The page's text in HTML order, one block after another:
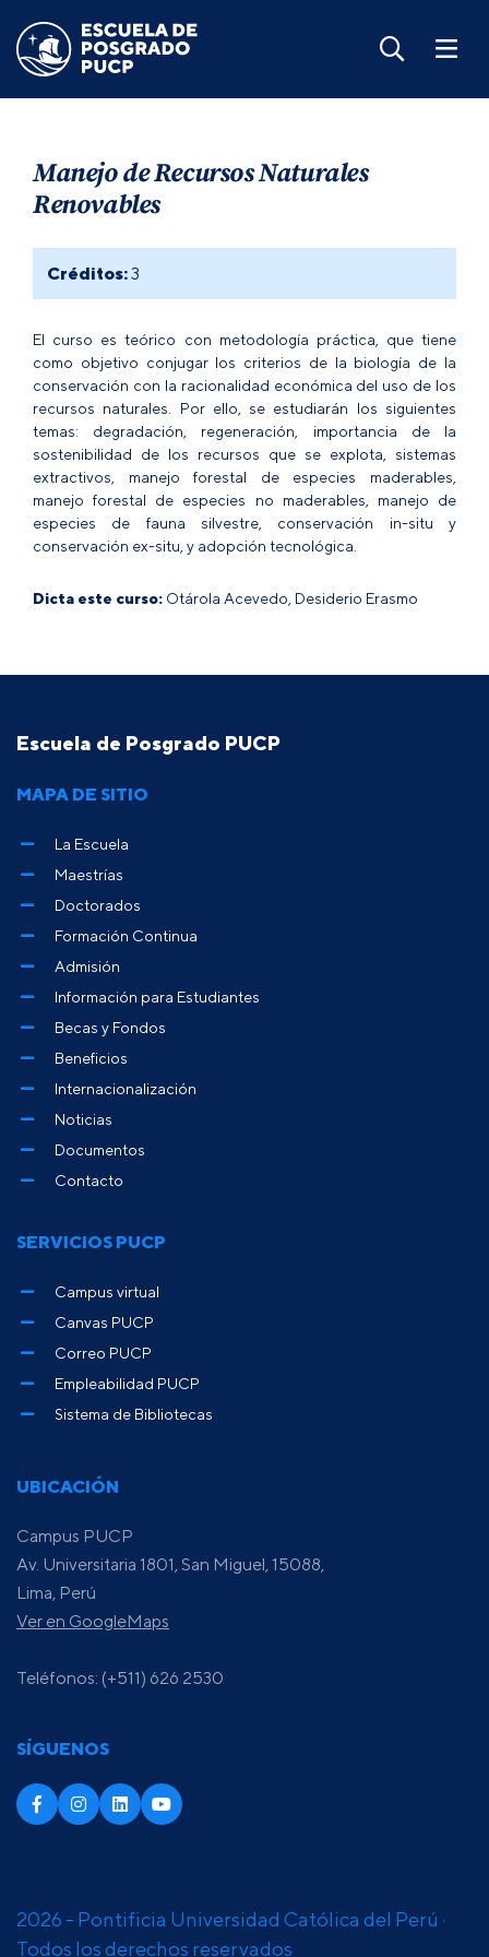
Manejo de Recursos Naturales
Renovables
Créditos:3
El curso es teórico con metodología práctica, que tiene
como objetivo conjugar los criterios de la biología de la
conservación con la racionalidad económica del uso de los
recursos naturales. Por ello, se estudiarán los siguientes
temas: degradación, regeneración, importancia de la
sostenibilidad de los recursos que se explota, sistemas
extractivos, manejo forestal de especies maderables,
manejo forestal de especies no maderables, manejo de
especies de fauna silvestre, conservación in-situ y
conservación ex-situ, y adopción tecnológica.
Dicta este curso: Otárola Acevedo, Desiderio Erasmo
Escuela de Posgrado PUCP
UBICACIÓN
Campus PUCP
Av. Universitaria 1801, San Miguel, 15088,
Lima, Perú
Ver en GoogleMaps
Teléfonos: (+511) 626 2530
SÍGUENOS
MAPA DE SITIO
La Escuela
Maestrías
Doctorados
Formación Continua
Admisión
Información para Estudiantes
Becas y Fondos
Beneficios
Internacionalización
Noticias
Documentos
Contacto
SERVICIOS PUCP
Campus virtual
Canvas PUCP
Correo PUCP
Empleabilidad PUCP
Sistema de Bibliotecas
2026 - Pontificia Universidad Católica del Perú ·
Todos los derechos reservados